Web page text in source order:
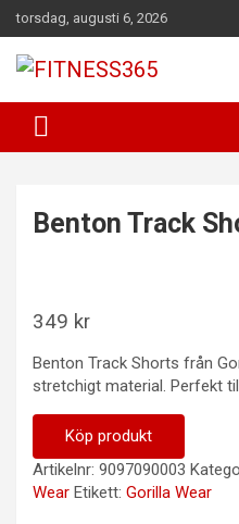
Hoppa
till
innehåll
torsdag, augusti 6, 2026
FITNESS365
Benton Track
349 kr
Benton Track Shorts från
stretchigt material. Perfekt
Köp produkt
Artikelnr: 9097090003
Wear Etikett: Gorilla Wear